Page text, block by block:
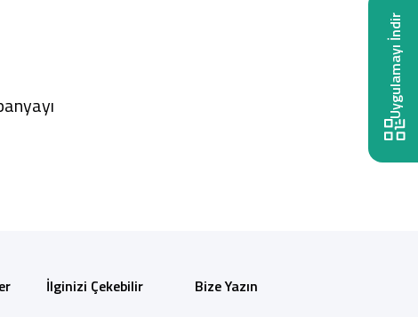
İlginizi Çekebilir
Bize Yazın
Uygulamayı İndir